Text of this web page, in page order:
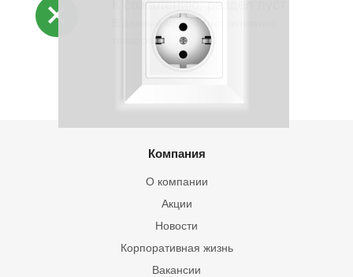
К сожалению, раздел пуст
В данный момент нет активных
Компания
О компании
Акции
Новости
Корпоративная жизнь
Вакансии